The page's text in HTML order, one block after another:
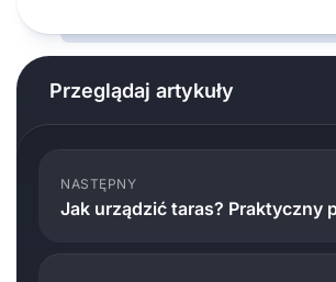
Przeglądaj artykuły
NASTĘPNY
Jak urządzić taras? Praktyczny